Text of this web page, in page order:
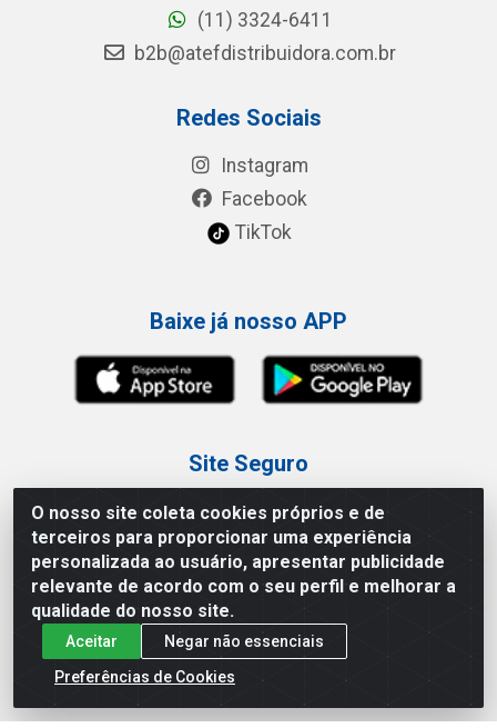
O nosso site coleta cookies próprios e de
terceiros para proporcionar uma experiência
personalizada ao usuário, apresentar publicidade
relevante de acordo com o seu perfil e melhorar a
qualidade do nosso site.
Aceitar
Negar não essenciais
Preferências de Cookies
(11) 3324-6411
b2b@atefdistribuidora.com.br
Redes Sociais
Instagram
Facebook
TikTok
Baixe já nosso APP
Site Seguro
Loja / Showroom
Tel.: (11) 3227-0546
Av Vautier, 587/597 - Pari - São Paulo/SP